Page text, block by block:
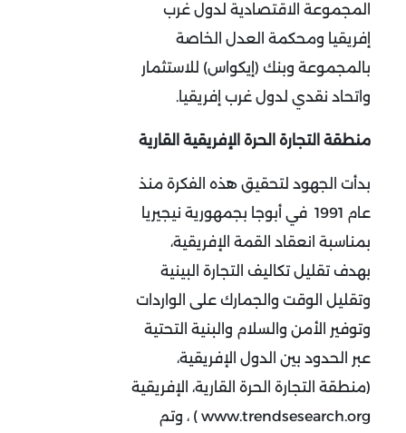
المجموعة الاقتصادية لدول غرب
إفريقيا ومحكمة العدل الخاصة
بالمجموعة وبنك (إيكواس) للاستثمار
واتحاد نقدي لدول غرب إفريقيا.
منطقة التجارة الحرة الإفريقية القارية
بدأت الجهود لتحقيق هذه الفكرة منذ
عام 1991 في أبوجا بجمهورية نيجيريا
بمناسبة انعقاد القمة الإفريقية،
بهدف تقليل تكاليف التجارة البينية
وتقليل الوقت والجمارك على الواردات
وتوفير الأمن والسلام والبنية التحتية
عبر الحدود بين الدول الإفريقية،
(منطقة التجارة الحرة القارية، الإفريقية
www.trendsesearch.org ) ، وتم